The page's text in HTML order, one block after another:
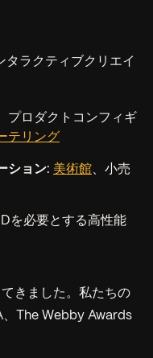
ラクティブクリエイ
プロダクトコンフィギ
テリング
ション: 美術館、小売
を必要とする高性能
きました。私たちの
、The Webby Awards